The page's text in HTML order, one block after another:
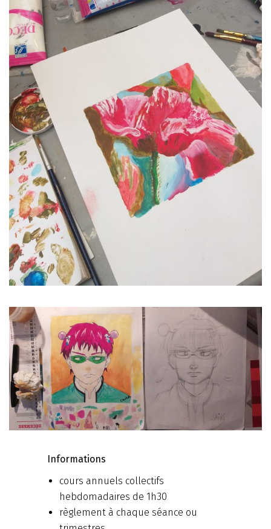
Informations
cours annuels collectifs
hebdomadaires de 1h30
règlement à chaque séance ou